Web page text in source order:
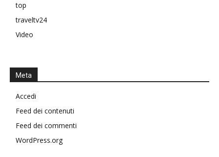
top
traveltv24
Video
Meta
Accedi
Feed dei contenuti
Feed dei commenti
WordPress.org